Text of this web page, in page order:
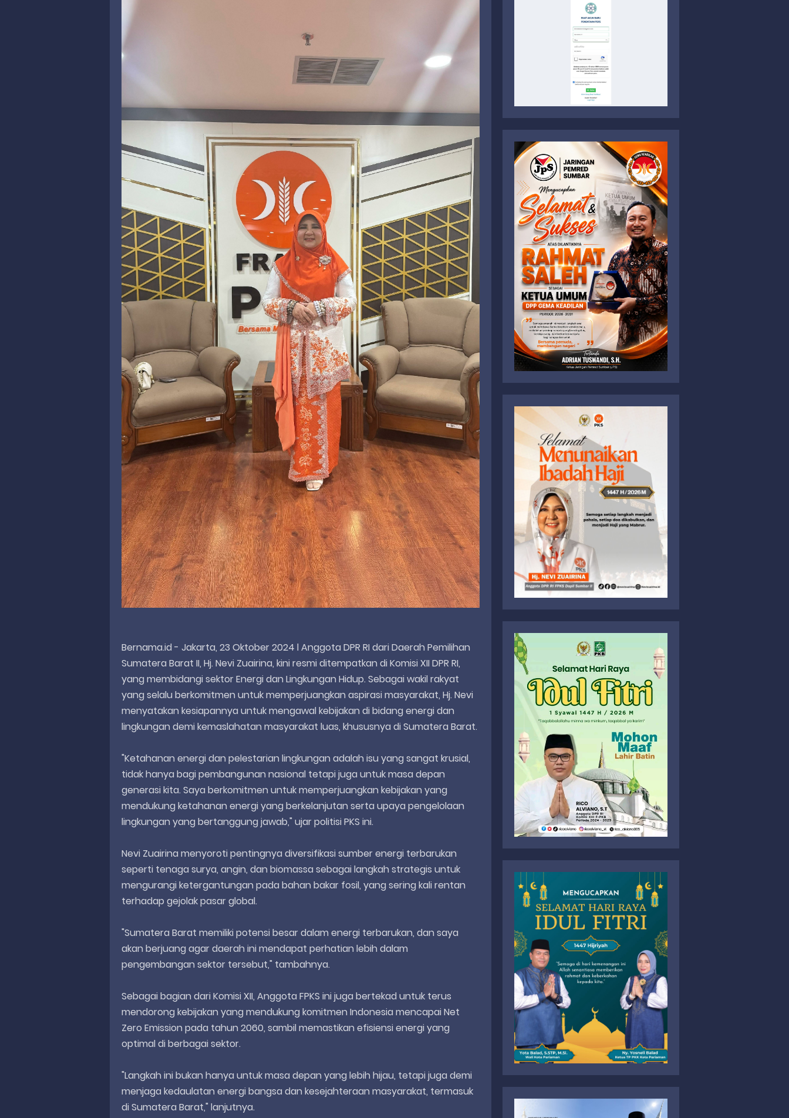
Bernama.id - Jakarta, 23 Oktober 2024 l Anggota DPR RI dari Daerah Pemilihan
Sumatera Barat II, Hj. Nevi Zuairina, kini resmi ditempatkan di Komisi XII DPR RI,
yang membidangi sektor Energi dan Lingkungan Hidup. Sebagai wakil rakyat
yang selalu berkomitmen untuk memperjuangkan aspirasi masyarakat, Hj. Nevi
menyatakan kesiapannya untuk mengawal kebijakan di bidang energi dan
lingkungan demi kemaslahatan masyarakat luas, khususnya di Sumatera Barat.
"Ketahanan energi dan pelestarian lingkungan adalah isu yang sangat krusial,
tidak hanya bagi pembangunan nasional tetapi juga untuk masa depan
generasi kita. Saya berkomitmen untuk memperjuangkan kebijakan yang
mendukung ketahanan energi yang berkelanjutan serta upaya pengelolaan
lingkungan yang bertanggung jawab," ujar politisi PKS ini.
Nevi Zuairina menyoroti pentingnya diversifikasi sumber energi terbarukan
seperti tenaga surya, angin, dan biomassa sebagai langkah strategis untuk
mengurangi ketergantungan pada bahan bakar fosil, yang sering kali rentan
terhadap gejolak pasar global.
"Sumatera Barat memiliki potensi besar dalam energi terbarukan, dan saya
akan berjuang agar daerah ini mendapat perhatian lebih dalam
pengembangan sektor tersebut," tambahnya.
Sebagai bagian dari Komisi XII, Anggota FPKS ini juga bertekad untuk terus
mendorong kebijakan yang mendukung komitmen Indonesia mencapai Net
Zero Emission pada tahun 2060, sambil memastikan efisiensi energi yang
optimal di berbagai sektor.
"Langkah ini bukan hanya untuk masa depan yang lebih hijau, tetapi juga demi
menjaga kedaulatan energi bangsa dan kesejahteraan masyarakat, termasuk
di Sumatera Barat," lanjutnya.